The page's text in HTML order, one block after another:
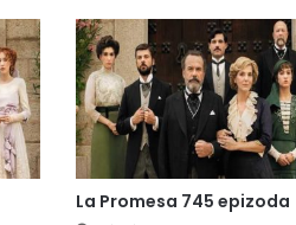
La Promesa 745 epizoda